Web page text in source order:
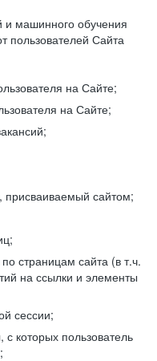
и машинного обучения
пользователей Сайта
на Сайте;
на Сайте;
присваиваемый сайтом;
страницам сайта (в т.ч.
на ссылки и элементы
сессии;
с которых пользователь